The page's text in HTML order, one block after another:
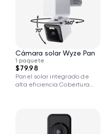
Cámara solar Wyze Pan
1 paquete
$79.98
Panel solar integrado de
alta eficiencia Cobertura